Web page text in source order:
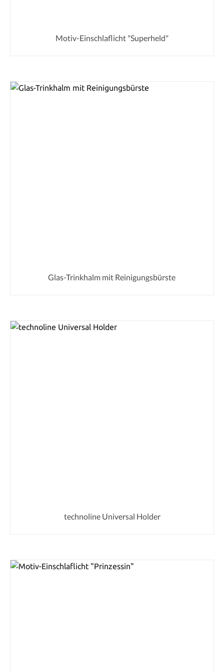
Motiv-Einschlaflicht "Superheld"
Glas-Trinkhalm mit Reinigungsbürste
technoline Universal Holder